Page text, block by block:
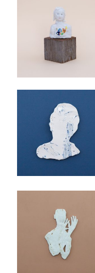
Future me, 2023
Sorrow, 2023
Silence in me, 2023